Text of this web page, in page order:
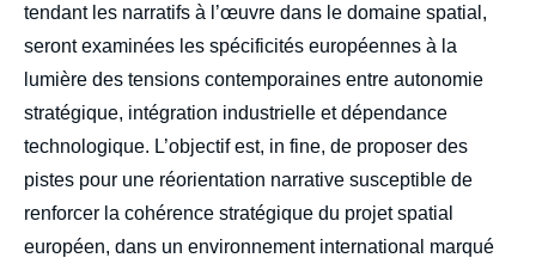
tendant les narratifs à l’œuvre dans le domaine spatial,
seront examinées les spécificités européennes à la
lumière des tensions contemporaines entre autonomie
stratégique, intégration industrielle et dépendance
technologique. L’objectif est, in fine, de proposer des
pistes pour une réorientation narrative susceptible de
renforcer la cohérence stratégique du projet spatial
européen, dans un environnement international marqué